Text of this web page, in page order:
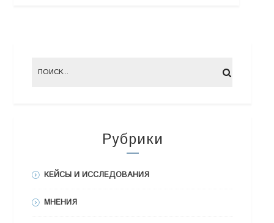
Рубрики
КЕЙСЫ И ИССЛЕДОВАНИЯ
МНЕНИЯ